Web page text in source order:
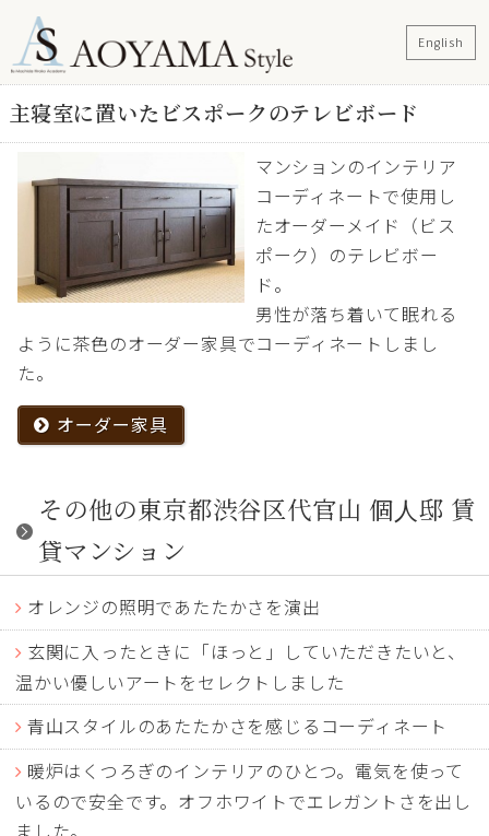
English
主寝室に置いたビスポークのテレビボード
マンションのインテリア
コーディネートで使用し
たオーダーメイド（ビス
ポーク）のテレビボー
ド。
男性が落ち着いて眠れる
ように茶色のオーダー家具でコーディネートしまし
た。
オーダー家具
その他の東京都渋谷区代官山 個人邸 賃
貸マンション
オレンジの照明であたたかさを演出
玄関に入ったときに「ほっと」していただきたいと、
温かい優しいアートをセレクトしました
青山スタイルのあたたかさを感じるコーディネート
暖炉はくつろぎのインテリアのひとつ。電気を使って
いるので安全です。オフホワイトでエレガントさを出し